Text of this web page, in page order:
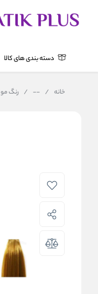
دسته بندی های کالا
خانه /
--
/ رنگ مو